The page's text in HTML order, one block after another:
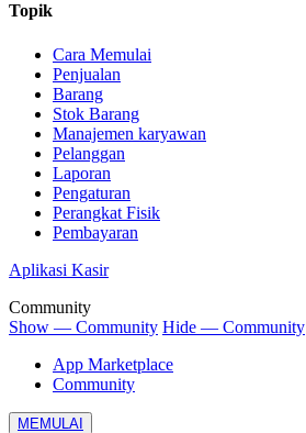
Topik
Cara Memulai
Penjualan
Barang
Stok Barang
Manajemen karyawan
Pelanggan
Laporan
Pengaturan
Perangkat Fisik
Pembayaran
Aplikasi Kasir
Community
Show — Community Hide — Community
App Marketplace
Community
MEMULAI